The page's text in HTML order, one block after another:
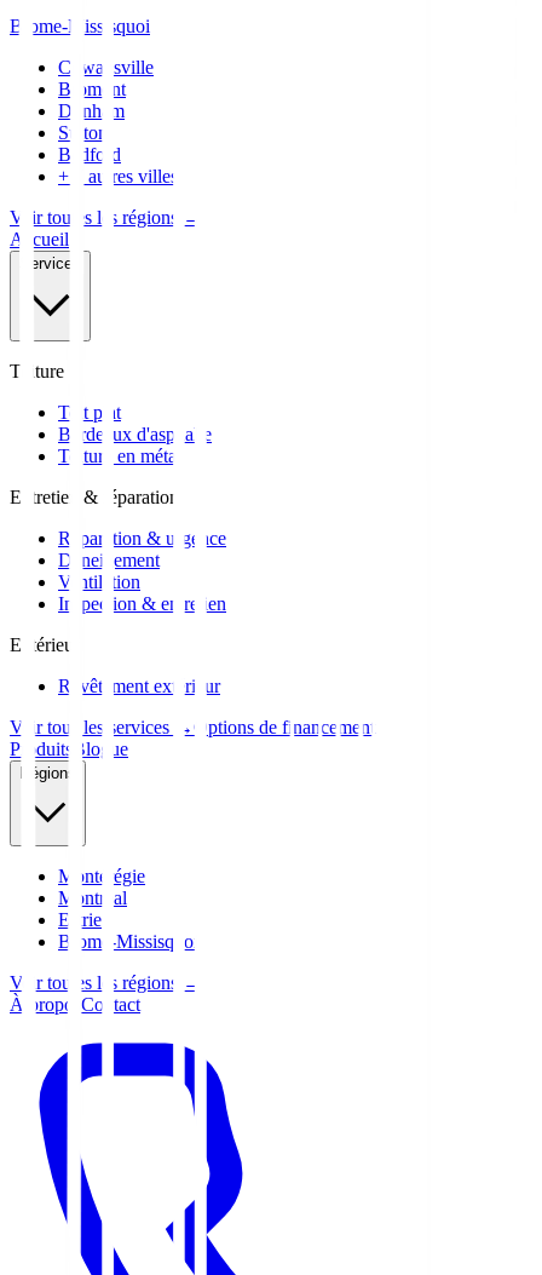
Brome-Missisquoi
Cowansville
Bromont
Dunham
Sutton
Bedford
+
autres villes
Voir toutes les régions →
Accueil
Services
Toiture
Toit plat
Bardeaux d'asphalte
Toiture en métal
Entretien & réparation
Réparation & urgence
Déneigement
Ventilation
Inspection & entretien
Extérieur
Revêtement extérieur
Voir tous les services →Options de financement
Produits
Blogue
Régions
Montérégie
Montréal
Estrie
Brome-Missisquoi
Voir toutes les régions →
À propos Contact